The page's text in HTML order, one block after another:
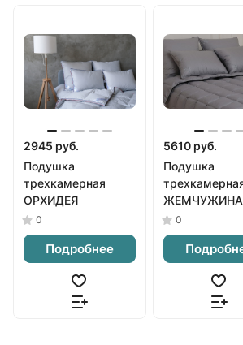
2945 руб.
Подушка
трехкамерная
ОРХИДЕЯ
0
Подробнее
5610 руб.
Подушка
ЖЕМЧУЖИНА
серая
0